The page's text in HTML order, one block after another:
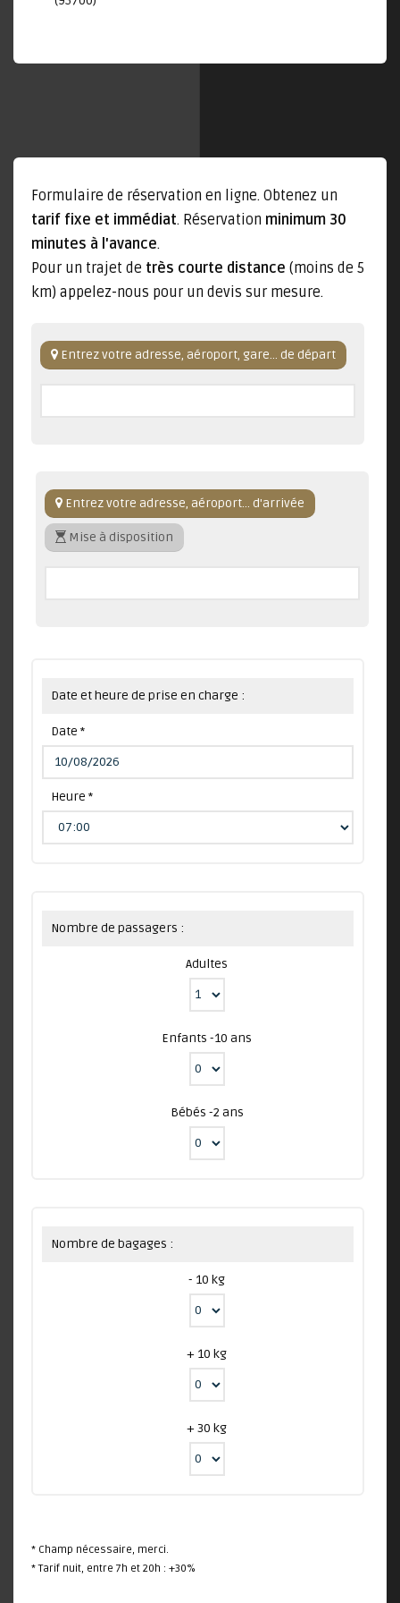
Formulaire de réservation en ligne. Obtenez un
tarif fixe et immédiat. Réservation minimum 30
minutes à l'avance.
Pour un trajet de très courte distance (moins de 5
km) appelez-nous pour un devis sur mesure.
Entrez votre adresse, aéroport, gare... de départ
Entrez votre adresse, aéroport... d'arrivée
Mise à disposition
Date et heure de prise en charge :
Date *
Heure *
Nombre de passagers :
Adultes
Enfants -10 ans
Bébés -2 ans
Nombre de bagages :
- 10 kg
+ 10 kg
+ 30 kg
* Champ nécessaire, merci.
* Tarif nuit, entre 7h et 20h : +30%